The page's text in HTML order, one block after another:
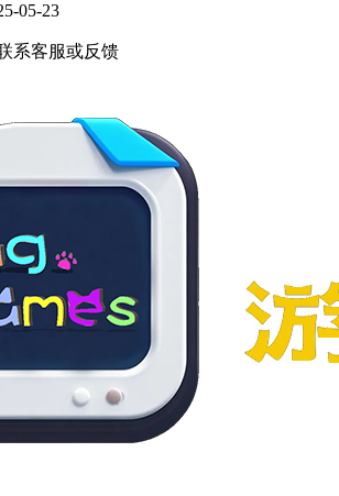
05-23
系客服或反馈